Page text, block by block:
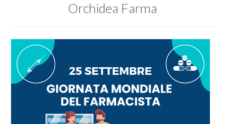
Orchidea Farma